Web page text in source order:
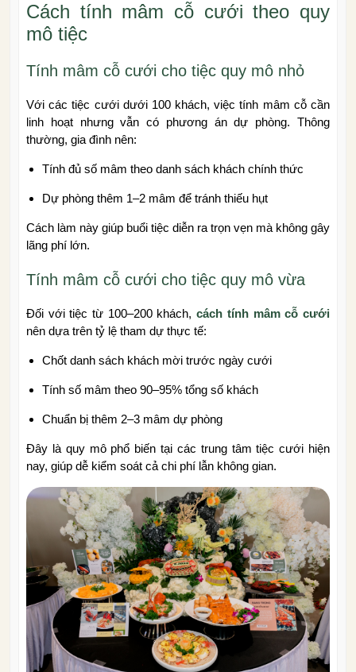
Cách tính mâm cỗ cưới theo quy
mô tiệc
Tính mâm cỗ cưới cho tiệc quy mô nhỏ
Với các tiệc cưới dưới 100 khách, việc tính mâm cỗ cần
linh hoạt nhưng vẫn có phương án dự phòng. Thông
thường, gia đình nên:
Tính đủ số mâm theo danh sách khách chính thức
Dự phòng thêm 1–2 mâm để tránh thiếu hụt
Cách làm này giúp buổi tiệc diễn ra trọn vẹn mà không gây
lãng phí lớn.
Tính mâm cỗ cưới cho tiệc quy mô vừa
Đối với tiệc từ 100–200 khách,cách tính mâm cỗ cưới
nên dựa trên tỷ lệ tham dự thực tế:
Chốt danh sách khách mời trước ngày cưới
Tính số mâm theo 90–95% tổng số khách
Chuẩn bị thêm 2–3 mâm dự phòng
Đây là quy mô phổ biến tại các trung tâm tiệc cưới hiện
nay, giúp dễ kiểm soát cả chi phí lẫn không gian.